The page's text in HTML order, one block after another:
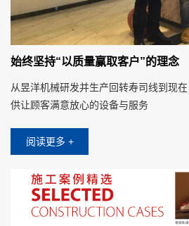
始终坚持“以质量赢取客户”的理念
从昱洋机械研发并生产回转寿司线到现
供让顾客满意放心的设备与服务
阅读更多 +